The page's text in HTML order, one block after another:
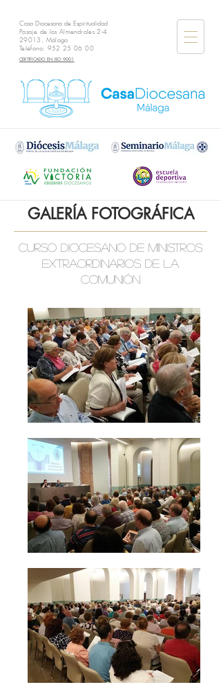
Casa Diocesana de Espiritualidad
Pasaje de los Almendrales 2-4
29013, Málaga
Teléfono: 952 25 06 00
CERTIFICADO EN ISO 9001
GALERÍA FOTOGRÁFICA
curso diocesano de ministros
extraordinarios de la
comunión